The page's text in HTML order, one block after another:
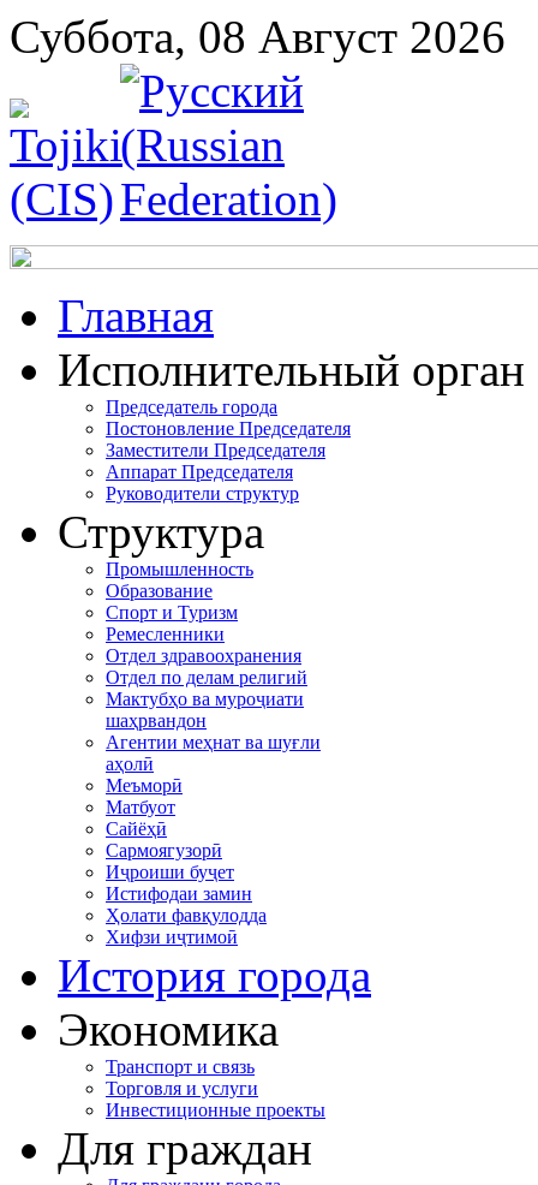
Суббота, 08 Август 2026
Главная
Исполнительный орган
Председатель города
Постоновление Председателя
Заместители Председателя
Аппарат Председателя
Руководители структур
Структура
Промышленность
Образование
Спорт и Туризм
Ремесленники
Отдел здравоохранения
Отдел по делам религий
Мактубҳо ва муроҷиати
шаҳрвандон
Агентии меҳнат ва шуғли
аҳолӣ
Меъморӣ
Матбуот
Сайёҳӣ
Сармоягузорӣ
Иҷроиши буҷет
Истифодаи замин
Ҳолати фавқулодда
Хифзи иҷтимоӣ
История города
Экономика
Транспорт и связь
Торговля и услуги
Инвестиционные проекты
Для граждан